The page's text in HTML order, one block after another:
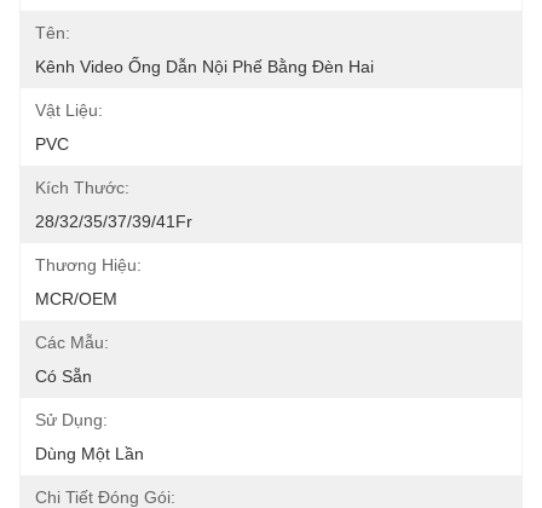
Tên:
Kênh Video Ống Dẫn Nội Phế Bằng Đèn Hai
Vật Liệu:
PVC
Kích Thước:
28/32/35/37/39/41Fr
Thương Hiệu:
MCR/OEM
Các Mẫu:
Có Sẵn
Sử Dụng:
Dùng Một Lần
Chi Tiết Đóng Gói: